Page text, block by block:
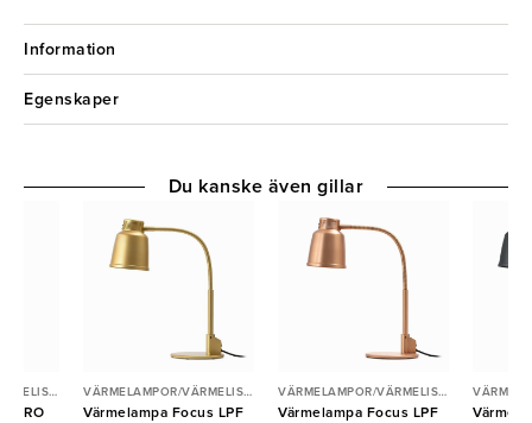
Information
Egenskaper
VÄRMELAMPOR/VÄRMELISTER
RO
VÄRMELAMPOR/VÄRMELISTER
Värmelampa Focus LPF
VÄRMELAMPOR/VÄRMELISTER
Värmelampa Focus LPF
Du kanske även gillar